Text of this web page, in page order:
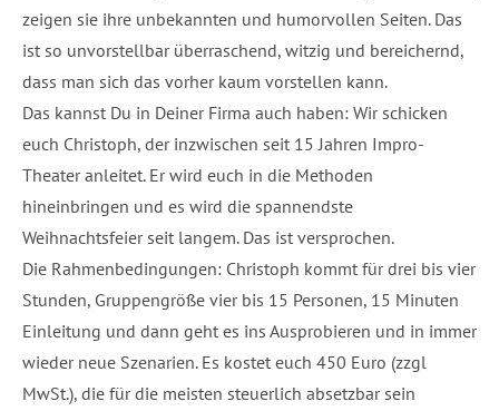
zeigen sie ihre unbekannten und humorvollen Seiten. Das
ist so unvorstellbar überraschend, witzig und bereichernd,
dass man sich das vorher kaum vorstellen kann.
Das kannst Du in Deiner Firma auch haben: Wir schicken
euch Christoph, der inzwischen seit 15 Jahren Impro-
Theater anleitet. Er wird euch in die Methoden
hineinbringen und es wird die spannendste
Weihnachtsfeier seit langem. Das ist versprochen.
Die Rahmenbedingungen: Christoph kommt für drei bis vier
Stunden, Gruppengröße vier bis 15 Personen, 15 Minuten
Einleitung und dann geht es ins Ausprobieren und in immer
wieder neue Szenarien. Es kostet euch 450 Euro (zzgl
MwSt.), die für die meisten steuerlich absetzbar sein